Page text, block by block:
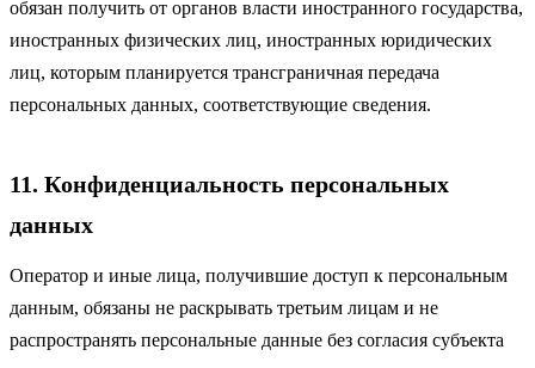
обязан получить от органов власти иностранного государства,
иностранных физических лиц, иностранных юридических
лиц, которым планируется трансграничная передача
персональных данных, соответствующие сведения.
11. Конфиденциальность персональных
данных
Оператор и иные лица, получившие доступ к персональным
данным, обязаны не раскрывать третьим лицам и не
распространять персональные данные без согласия субъекта